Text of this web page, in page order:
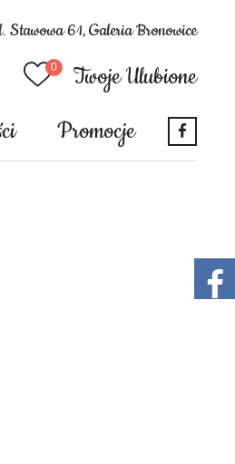
Stawowa 61, Galeria Bronowice
Twoje Ulubione
Promocje